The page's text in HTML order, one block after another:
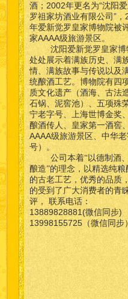
酒；2002年更名为“沈阳
罗祖家坊酒业有限公司”，
年爱新觉罗皇家博物院被
家AAAA级旅游景区。
沈阳爱新觉罗皇家博
处处展示着满族历史、满
情、满族故事与传说以及
统酿酒工艺。博物院有四
质文化遗产（酒海、古法
石锅、泥窖池）、五项殊
宁老字号、上海世博金奖
酿酒传人、皇家第一酒窖
AAAA级旅游景区、中华
号）。
公司本着“以德制酒
酿造”的理念，以精选纯粮
的古老工艺，优秀的品质
的受到了广大消费者的青
评， 联系电话：
13889828881(微信同步)
13998155725（微信同步）